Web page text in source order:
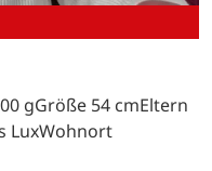
gGröße 54 cmEltern
LuxWohnort